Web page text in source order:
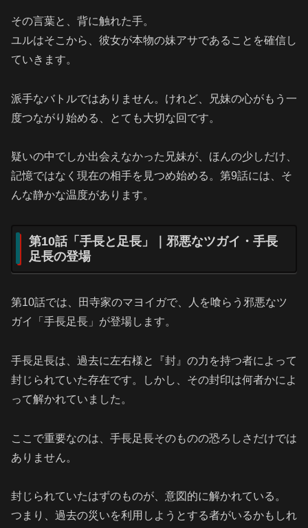
その言葉と、背に触れた手。
ユルはそこから、彼女が本物の妹アサであることを確信し
ていきます。
派手なバトルではありません。けれど、兄妹の心がもう一
度つながり始める、とても大切な回です。
疑いの中でしか出会えなかった兄妹が、ほんの少しだけ、
記憶ではなく現在の相手を見つめ始める。第9話には、そ
んな静かな温度があります。
第10話「手長と足長」｜邪悪なツガイ・手長
足長の登場
第10話では、田寺家のマヨイガで、人を喰らう邪悪なツ
ガイ「手長足長」が登場します。
手長足長は、過去に左右様と『封』の力を持つ者によって
封じられていた存在です。しかし、その封印は何者かによ
って解かれていました。
ここで重要なのは、手長足長そのものの恐ろしさだけでは
ありません。
封じられていたはずのものが、意図的に解かれている。
つまり、過去の災いを利用しようとする者がいるかもしれ